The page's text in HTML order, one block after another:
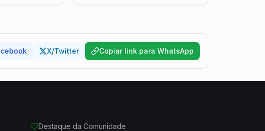
X/Twitter Copiar link para WhatsApp
Destaque da Comunidade